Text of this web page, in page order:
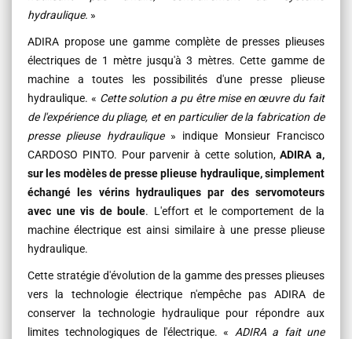
hydraulique. »
ADIRA propose une gamme complète de presses plieuses
électriques de 1 mètre jusqu'à 3 mètres. Cette gamme de
machine a toutes les possibilités d'une presse plieuse
hydraulique. « Cette solution a pu être mise en œuvre du fait
de l'expérience du pliage, et en particulier de la fabrication de
presse plieuse hydraulique» indique Monsieur Francisco
CARDOSO PINTO. Pour parvenir à cette solution,ADIRA a,
sur les modèles de presse plieuse hydraulique, simplement
échangé les vérins hydrauliques par des servomoteurs
avec une vis de boule. L'effort et le comportement de la
machine électrique est ainsi similaire à une presse plieuse
hydraulique.
Cette stratégie d'évolution de la gamme des presses plieuses
vers la technologie électrique n'empêche pas ADIRA de
conserver la technologie hydraulique pour répondre aux
limites technologiques de l'électrique. « ADIRA a fait une